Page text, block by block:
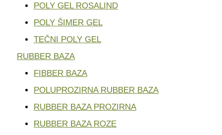
POLY GEL ROSALIND
POLY ŠIMER GEL
TEČNI POLY GEL
RUBBER BAZA
FIBBER BAZA
POLUPROZIRNA RUBBER BAZA
RUBBER BAZA PROZIRNA
RUBBER BAZA ROZE